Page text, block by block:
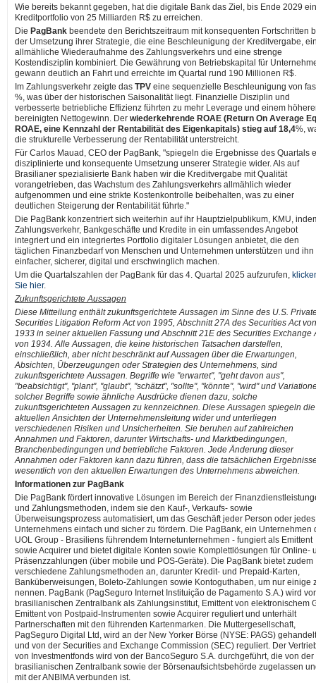
Wie bereits bekannt gegeben, hat die digitale Bank das Ziel, bis Ende 2029 ein
Kreditportfolio von 25 Milliarden R$ zu erreichen.
Die PagBank beendete den Berichtszeitraum mit konsequenten Fortschritten
der Umsetzung ihrer Strategie, die eine Beschleunigung der Kreditvergabe,
allmähliche Wiederaufnahme des Zahlungsverkehrs und eine strenge
Kostendisziplin kombiniert. Die Gewährung von Betriebskapital für
gewann deutlich an Fahrt und erreichte im Quartal rund 190 Millionen R$.
Im Zahlungsverkehr zeigte das TPV eine sequenzielle Beschleunigung von
%, was über der historischen Saisonalität liegt. Finanzielle Disziplin und
verbesserte betriebliche Effizienz führten zu mehr Leverage und einem
bereinigten Nettogewinn. Der wiederkehrende ROAE (Return On Average
ROAE, eine Kennzahl der Rentabilität des Eigenkapitals) stieg auf 18,4%,
die strukturelle Verbesserung der Rentabilität unterstreicht.
Für Carlos Mauad, CEO der PagBank, "spiegeln die Ergebnisse des Quartals
disziplinierte und konsequente Umsetzung unserer Strategie wider. Als auf
Brasilianer spezialisierte Bank haben wir die Kreditvergabe mit Qualität
vorangetrieben, das Wachstum des Zahlungsverkehrs allmählich wieder
aufgenommen und eine strikte Kostenkontrolle beibehalten, was zu einer
deutlichen Steigerung der Rentabilität führte."
Die PagBank konzentriert sich weiterhin auf ihr Hauptzielpublikum, KMU,
Zahlungsverkehr, Bankgeschäfte und Kredite in ein umfassendes Angebot
integriert und ein integriertes Portfolio digitaler Lösungen anbietet, die den
täglichen Finanzbedarf von Menschen und Unternehmen unterstützen und ihn
einfacher, sicherer, digital und erschwinglich machen.
Um die Quartalszahlen der PagBank für das 4. Quartal 2025 aufzurufen,
Sie hier.
Zukunftsgerichtete Aussagen
Diese Mitteilung enthält zukunftsgerichtete Aussagen im Sinne des U.S.
Securities Litigation Reform Act von 1995, Abschnitt 27A des Securities Act von
1933 in seiner aktuellen Fassung und Abschnitt 21E des Securities Exchange
von 1934. Alle Aussagen, die keine historischen Tatsachen darstellen,
einschließlich, aber nicht beschränkt auf Aussagen über die Erwartungen,
Absichten, Überzeugungen oder Strategien des Unternehmens, sind
zukunftsgerichtete Aussagen. Begriffe wie "erwartet", "geht davon aus",
"beabsichtigt", "plant", "glaubt", "schätzt", "sollte", "könnte", "wird" und
solcher Begriffe sowie ähnliche Ausdrücke dienen dazu, solche
zukunftsgerichteten Aussagen zu kennzeichnen. Diese Aussagen spiegeln die
aktuellen Ansichten der Unternehmensleitung wider und unterliegen
verschiedenen Risiken und Unsicherheiten. Sie beruhen auf zahlreichen
Annahmen und Faktoren, darunter Wirtschafts- und Marktbedingungen,
Branchenbedingungen und betriebliche Faktoren. Jede Änderung dieser
Annahmen oder Faktoren kann dazu führen, dass die tatsächlichen
wesentlich von den aktuellen Erwartungen des Unternehmens abweichen.
Informationen zur PagBank
Die PagBank fördert innovative Lösungen im Bereich der
und Zahlungsmethoden, indem sie den Kauf-, Verkaufs- sowie
Überweisungsprozess automatisiert, um das Geschäft jeder Person oder jedes
Unternehmens einfach und sicher zu fördern. Die PagBank, ein Unternehmen
UOL Group - Brasiliens führendem Internetunternehmen - fungiert als Emittent
sowie Acquirer und bietet digitale Konten sowie Komplettlösungen für Online-
Präsenzzahlungen (über mobile und POS-Geräte). Die PagBank bietet zudem
verschiedene Zahlungsmethoden an, darunter Kredit- und Prepaid-Karten,
Banküberweisungen, Boleto-Zahlungen sowie Kontoguthaben, um nur einige
nennen. PagBank (PagSeguro Internet Instituição de Pagamento S.A.) wird
brasilianischen Zentralbank als Zahlungsinstitut, Emittent von elektronischem
Emittent von Postpaid-Instrumenten sowie Acquirer reguliert und unterhält
Partnerschaften mit den führenden Kartenmarken. Die Muttergesellschaft,
PagSeguro Digital Ltd, wird an der New Yorker Börse (NYSE: PAGS) gehandelt
und von der Securities and Exchange Commission (SEC) reguliert. Der
von Investmentfonds wird von der BancoSeguro S.A. durchgeführt, die von der
brasilianischen Zentralbank sowie der Börsenaufsichtsbehörde zugelassen
mit der ANBIMA verbunden ist.